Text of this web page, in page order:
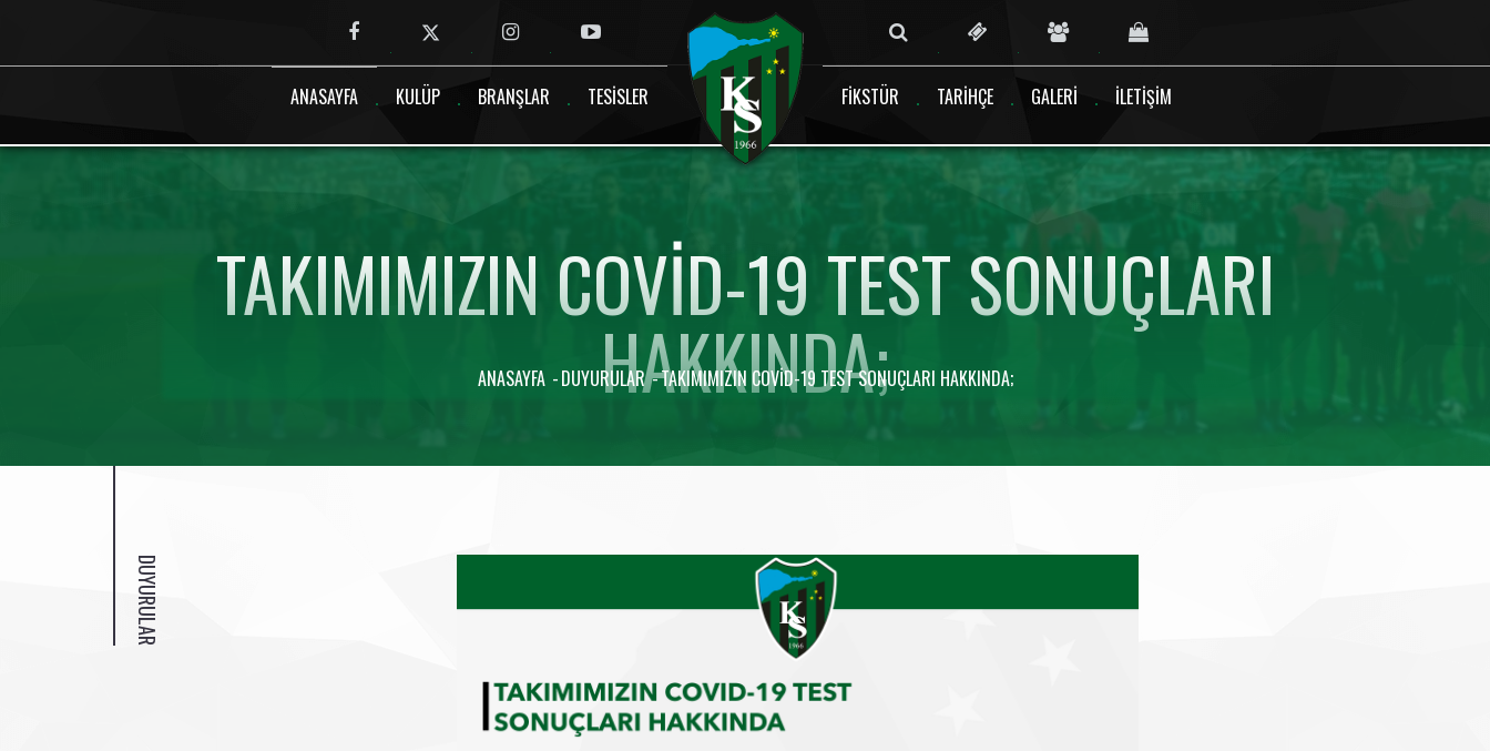
ANASAYFA KULÜP BRANŞLAR TESISLER FIKSTÜR TARIHÇE GALERI İLETIŞIM
TAKIMIMIZIN COVID-19 TEST SONUÇLARI
HAKKINDA;
ANASAYFA DUYURULAR TAKIMIMIZIN COVID-19 TEST SONUÇLARI HAKKINDA;
DUYURULAR